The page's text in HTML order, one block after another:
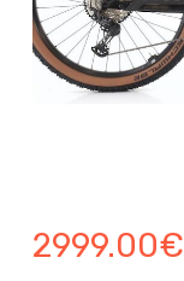
2999.00€